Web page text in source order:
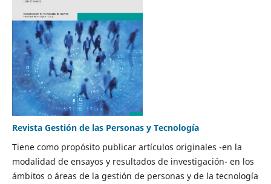
Revista Gestión de las Personas y Tecnología
Tiene como propósito publicar artículos originales -en la
modalidad de ensayos y resultados de investigación- en los
ámbitos o áreas de la gestión de personas y de la tecnología